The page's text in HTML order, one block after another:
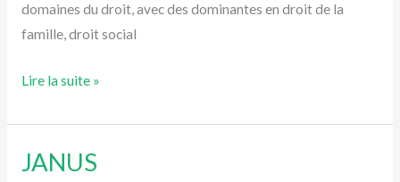
domaines du droit, avec des dominantes en droit de la
famille, droit social
Lire la suite »
JANUS
JANUS